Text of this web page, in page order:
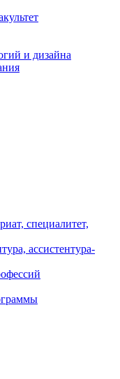
и дизайна
специалитет,
ассистентура-